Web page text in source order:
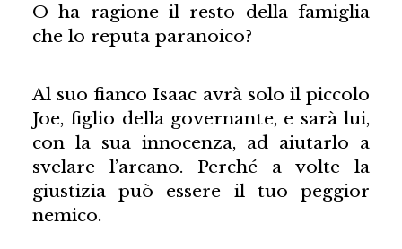
O ha ragione il resto della famiglia
che lo reputa paranoico?
Al suo fianco Isaac avrà solo il piccolo
Joe, figlio della governante, e sarà lui,
con la sua innocenza, ad aiutarlo a
svelare l’arcano. Perché a volte la
giustizia può essere il tuo peggior
nemico.